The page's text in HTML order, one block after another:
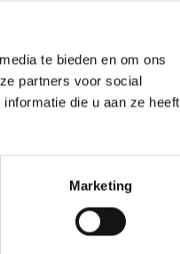
te bieden en om ons
partners voor social
die u aan ze heeft
Marketing